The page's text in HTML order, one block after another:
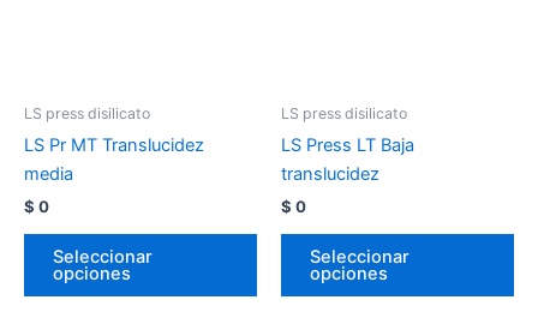
LS press disilicato
LS Pr MT Translucidez
media
$ 0
Seleccionar
opciones
LS press disilicato
LS Press LT Baja
translucidez
$ 0
Seleccionar
opciones